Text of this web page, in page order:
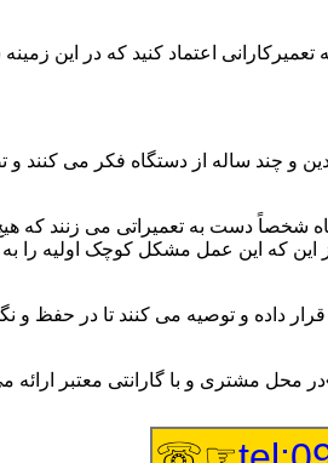
اعتماد کنید که در این
و چند ساله از دستگاه فکر می کنند
دست به تعمیراتی می زنند که
این که این عمل مشکل کوچک اولیه
قرار داده و توصیه می کنند تا در
محل مشتری و با گارانتی معتبر ارائه